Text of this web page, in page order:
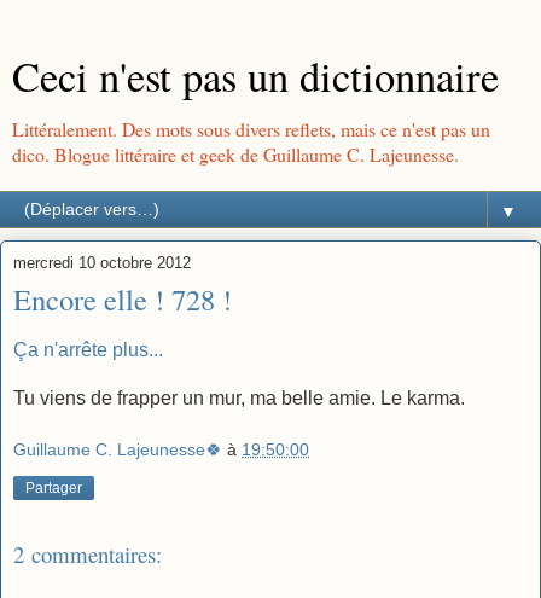
Ceci n'est pas un dictionnaire
Littéralement. Des mots sous divers reflets, mais ce n'est pas un
dico. Blogue littéraire et geek de Guillaume C. Lajeunesse.
▼
mercredi 10 octobre 2012
Encore elle ! 728 !
Ça n'arrête plus...
Tu viens de frapper un mur, ma belle amie. Le karma.
Guillaume C. Lajeunesse🍀 à 19:50:00
Partager
2 commentaires: